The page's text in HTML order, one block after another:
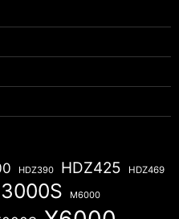
HDZ390 HDZ425 HDZ469
M6000